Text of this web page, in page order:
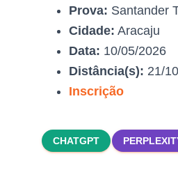
Prova: Santander
Cidade: Aracaju
Data: 10/05/2026
Distância(s): 21/
Inscrição
CHATGPT